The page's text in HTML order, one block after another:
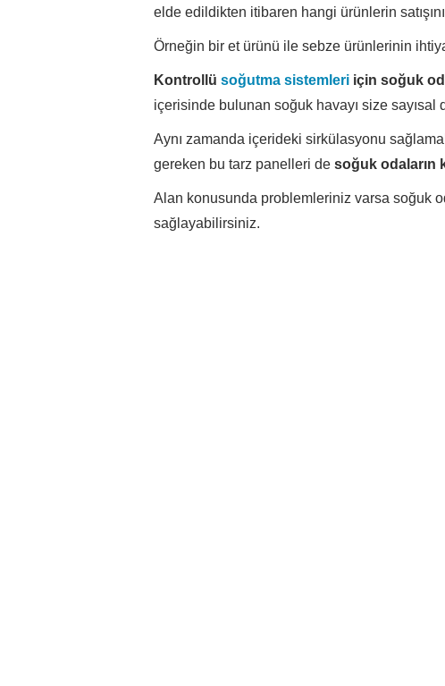
elde edildikten itibaren hangi ürünlerin satışını
Örneğin bir et ürünü ile sebze ürünlerinin
Kontrollü soğutma sistemleri için soğuk
içerisinde bulunan soğuk havayı size sayısal
Aynı zamanda içerideki sirkülasyonu
gereken bu tarz panelleri de soğuk odaların
Alan konusunda problemleriniz varsa soğuk
sağlayabilirsiniz.